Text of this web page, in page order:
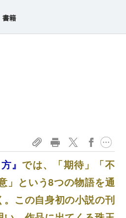
書籍
』 では、「期待」「不
」という8つの物語を通
。この自身初の小説の刊